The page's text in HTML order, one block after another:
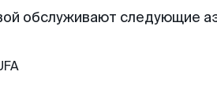
обслуживают следующие